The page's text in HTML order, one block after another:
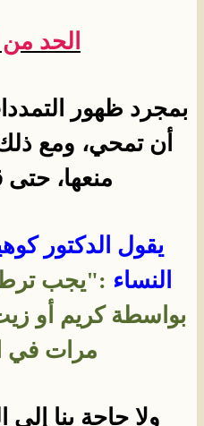
الحد من
بمجرد ظهور
أن تمحي، ومع
منعها،
يقول الدكتور
النساء :"يجب
بواسطة كريم أو
مرات في
ولا حاجة بنا